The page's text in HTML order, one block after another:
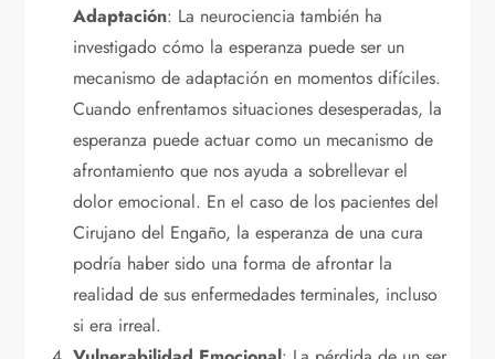
Adaptación: La neurociencia también ha
investigado cómo la esperanza puede ser un
mecanismo de adaptación en momentos difíciles.
Cuando enfrentamos situaciones desesperadas, la
esperanza puede actuar como un mecanismo de
afrontamiento que nos ayuda a sobrellevar el
dolor emocional. En el caso de los pacientes del
Cirujano del Engaño, la esperanza de una cura
podría haber sido una forma de afrontar la
realidad de sus enfermedades terminales, incluso
si era irreal.